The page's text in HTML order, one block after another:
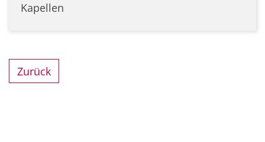
Kapellen
Zurück